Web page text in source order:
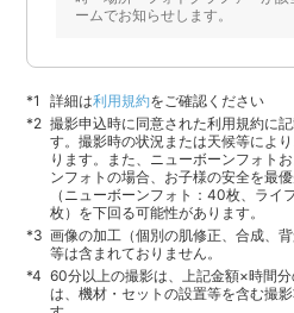
ームでお知らせします。
詳細は利用規約をご確認ください
撮影申込時に同意された利用規約に
す。撮影時の状況または天候等によ
ります。また、ニューボーンフォト
ンフォトの場合、お子様の安全を最
（ニューボーンフォト：40枚、ライ
枚）を下回る可能性があります。
画像の加工（個別の肌修正、合成、
等は含まれておりません。
60分以上の撮影は、上記金額×時間
は、機材・セットの設置等を含む撮